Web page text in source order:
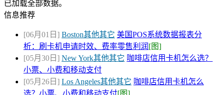
已加载全部数据。
信息推荐
[06月01日] Boston其他其它 美国POS系统数据报表分
析：刷卡机申请时效、费率零售利润 [图]
[05月30日] New York其他其它 咖啡店信用卡机怎么选？
小票、小费和移动支付
[05月26日] Los Angeles其他其它 咖啡店信用卡机怎么
选？小票、小费和移动支付[图]